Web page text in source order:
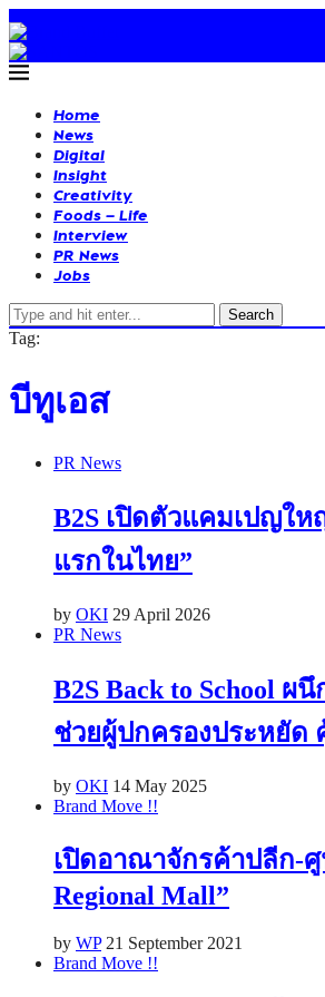
Home
News
Digital
Insight
Creativity
Foods – Life
Interview
PR News
Jobs
Search
Tag:
บีทูเอส
PR News
B2S เปิดตัวแคมเปญให
แรกในไทย”
by OKI 29 April 2026
PR News
B2S Back to School
ช่วยผู้ปกครองประหยัด
by OKI 14 May 2025
Brand Move !!
เปิดอาณาจักรค้าปลีก-ศู
Regional Mall”
by WP 21 September 2021
Brand Move !!